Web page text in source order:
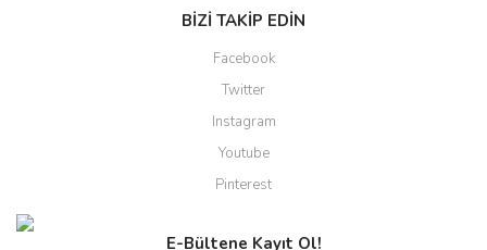
BİZİ TAKİP EDİN
Facebook
Twitter
Instagram
Youtube
Pinterest
E-Bültene Kayıt Ol!